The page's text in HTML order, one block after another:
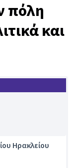
πόλη
και
Ηρακλείου